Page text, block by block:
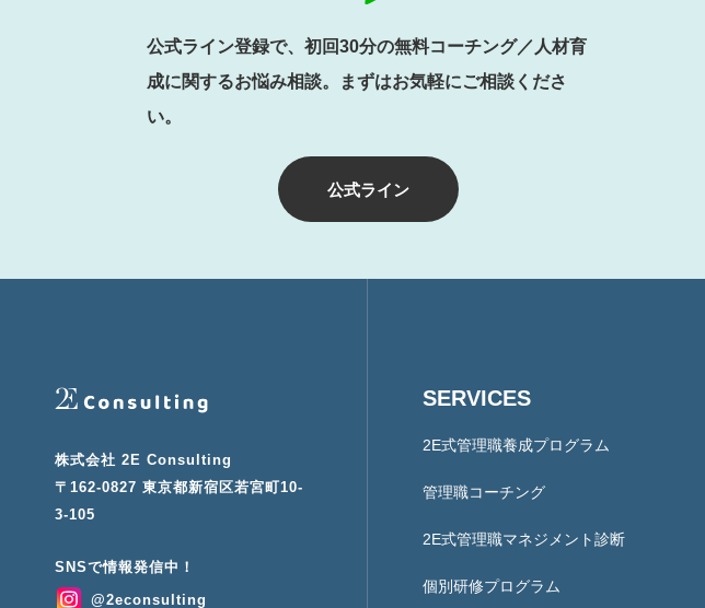
公式ライン
公式ライン登録で、初回30分の無料コーチング／人材育
成に関するお悩み相談。まずはお気軽にご相談くださ
い。
株式会社 2E Consulting
〒162-0827 東京都新宿区若宮町10-
3-105
SERVICES
2E式管理職養成プログラム
管理職コーチング
2E式管理職マネジメント診断
個別研修プログラム